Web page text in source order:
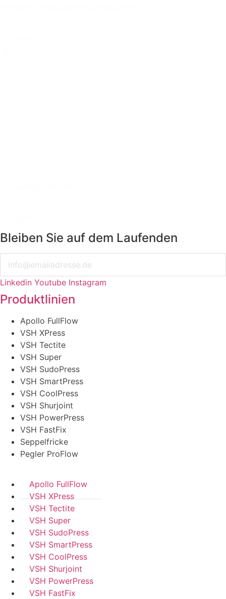
Bleiben Sie auf dem Laufenden
Linkedin Youtube Instagram
Produktlinien
Apollo FullFlow
VSH XPress
VSH Tectite
VSH Super
VSH SudoPress
VSH SmartPress
VSH CoolPress
VSH Shurjoint
VSH PowerPress
VSH FastFix
Seppelfricke
Pegler ProFlow
Apollo FullFlow
VSH XPress
VSH Tectite
VSH Super
VSH SudoPress
VSH SmartPress
VSH CoolPress
VSH Shurjoint
VSH PowerPress
VSH FastFix